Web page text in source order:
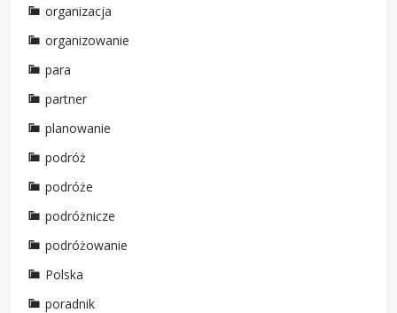
organizacja
organizowanie
para
partner
planowanie
podróż
podróże
podróżnicze
podróżowanie
Polska
poradnik